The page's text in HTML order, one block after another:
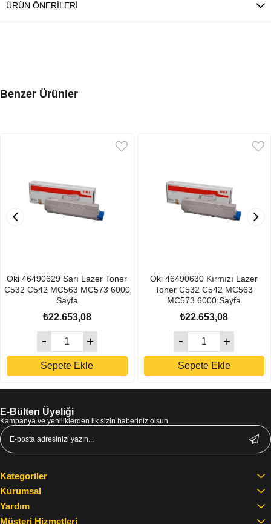
ÜRÜN ÖNERILERI
Benzer Ürünler
Oki 46490629 Sarı Lazer Toner
C532 C542 MC563 MC573 6000
Sayfa
₺22.653,08
Sepete Ekle
Oki 46490630 Kırmızı Lazer
Toner C532 C542 MC563
MC573 6000 Sayfa
₺22.653,08
Sepete Ekle
E-Bülten Üyeliği
Kampanya ve yeniliklerden ilk sizin haberiniz olsun
Kategoriler
Kurumsal
Yardım
Müşteri Hizmetleri